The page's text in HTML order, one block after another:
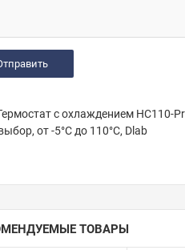
с охлаждением HC110-
от -5°С до 110°С, Dlab
ТОВАРЫ